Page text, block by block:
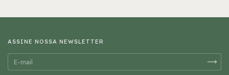
ASSINE NOSSA NEWSLETTER